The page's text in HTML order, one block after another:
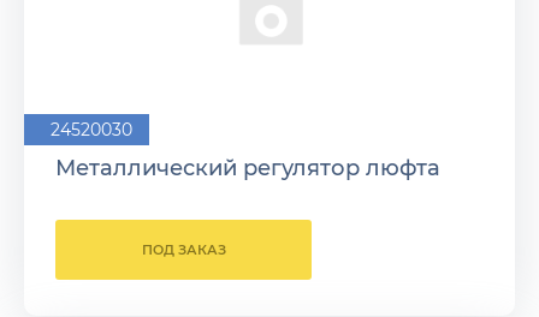
24520030
Металлический регулятор люфта
ПОД ЗАКАЗ